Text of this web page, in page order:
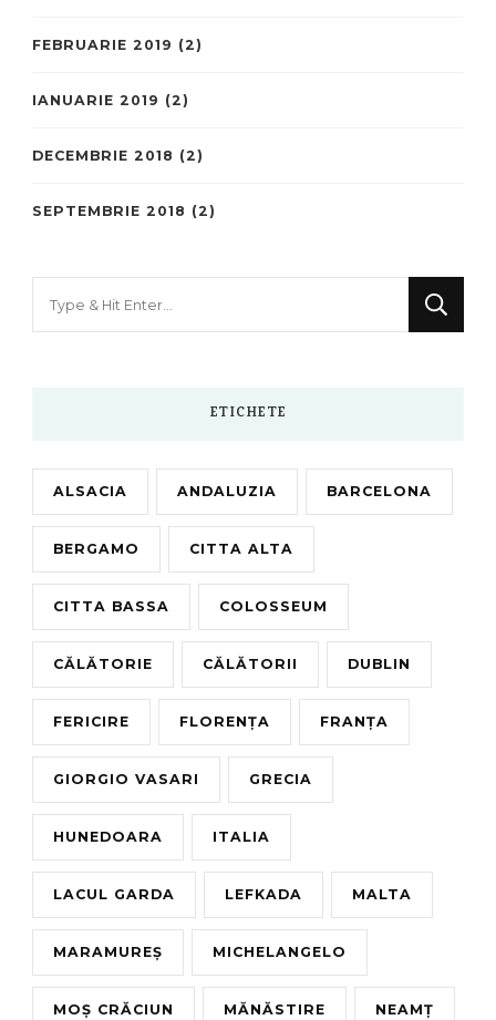
FEBRUARIE 2019 (2)
IANUARIE 2019 (2)
DECEMBRIE 2018 (2)
SEPTEMBRIE 2018 (2)
ETICHETE
ALSACIA ANDALUZIA BARCELONA
BERGAMO CITTA ALTA
CITTA BASSA COLOSSEUM
CĂLĂTORIE CĂLĂTORII DUBLIN
FERICIRE FLORENȚA FRANȚA
GIORGIO VASARI GRECIA
HUNEDOARA ITALIA
LACUL GARDA LEFKADA MALTA
MARAMUREȘ MICHELANGELO
MOȘ CRĂCIUN MĂNĂSTIRE NEAMȚ